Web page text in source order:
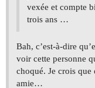
vexée et compte
trois ans …
Bah, c’est-à-dire
voir cette personne
choqué. Je crois que
amie…